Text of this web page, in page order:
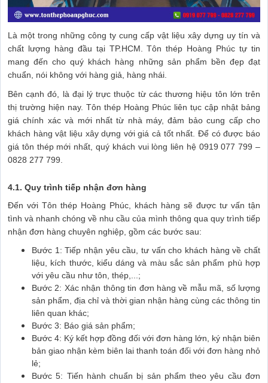
Là một trong những công ty cung cấp vật liệu xây dựng uy tín và
chất lượng hàng đầu tại TP.HCM. Tôn thép Hoàng Phúc tự tin
mang đến cho quý khách hàng những sản phẩm bền đẹp đạt
chuẩn, nói không với hàng giả, hàng nhái.
Bên cạnh đó, là đại lý trực thuộc từ các thương hiệu tôn lớn trên
thị trường hiện nay. Tôn thép Hoàng Phúc liên tục cập nhật bảng
giá chính xác và mới nhất từ nhà máy, đảm bảo cung cấp cho
khách hàng vật liệu xây dựng với giá cả tốt nhất. Để có được báo
giá tôn thép mới nhất, quý khách vui lòng liên hệ 0919 077 799 –
0828 277 799.
4.1. Quy trình tiếp nhận đơn hàng
Đến với Tôn thép Hoàng Phúc, khách hàng sẽ được tư vấn tận
tình và nhanh chóng về nhu cầu của mình thông qua quy trình tiếp
nhận đơn hàng chuyên nghiệp, gồm các bước sau:
Bước 1: Tiếp nhận yêu cầu, tư vấn cho khách hàng về chất
liệu, kích thước, kiểu dáng và màu sắc sản phẩm phù hợp
với yêu cầu như tôn, thép,...;
Bước 2: Xác nhận thông tin đơn hàng về mẫu mã, số lượng
sản phẩm, địa chỉ và thời gian nhận hàng cùng các thông tin
liên quan khác;
Bước 3: Báo giá sản phẩm;
Bước 4: Ký kết hợp đồng đối với đơn hàng lớn, ký nhận biên
bản giao nhận kèm biên lai thanh toán đối với đơn hàng nhỏ
lẻ;
Bước 5: Tiến hành chuẩn bị sản phẩm theo yêu cầu đơn